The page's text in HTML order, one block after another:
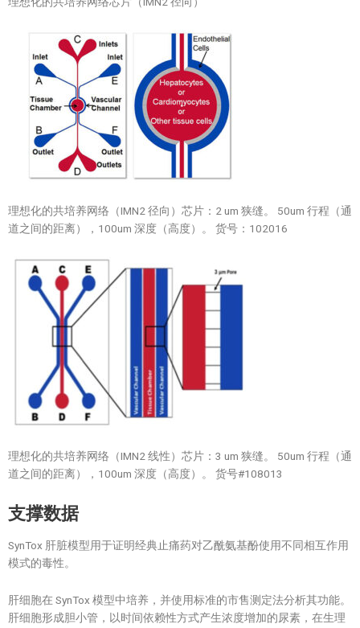
理想化的共培养网络（IMN2 径向）芯片：2 um 狭缝。 50um 行程（通
道之间的距离），100um 深度（高度）。 货号：102016
理想化的共培养网络（IMN2 线性）芯片：3 um 狭缝。 50um 行程（通
道之间的距离），100um 深度（高度）。 货号#108013
支撑数据
SynTox 肝脏模型用于证明经典止痛药对乙酰氨基酚使用不同相互作用
模式的毒性。
肝细胞在 SynTox 模型中培养，并使用标准的市售测定法分析其功能。
肝细胞形成胆小管，以时间依赖性方式产生浓度增加的尿素，在生理